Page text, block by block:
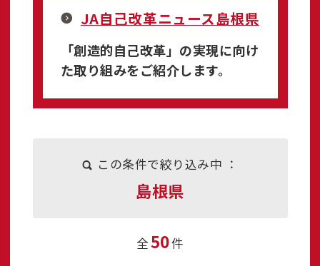
JA自己改革ニュース島根県
「創造的自己改革」の実現に向け
た取り組みをご紹介します。
この条件で絞り込み中 ：
島根県
全50件